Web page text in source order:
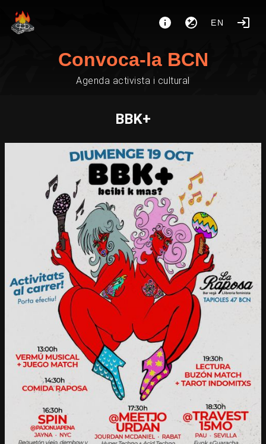
EN
Convoca-la BCN
Agenda activista i cultural
BBK+